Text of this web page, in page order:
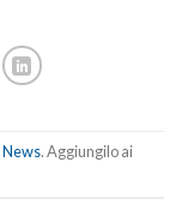
News. Aggiungilo ai